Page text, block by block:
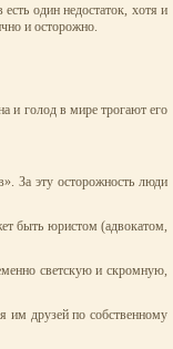
один недостаток, хотя и
и осторожно.
и голод в мире трогают его
За эту осторожность люди
быть юристом (адвокатом,
светскую и скромную,
им друзей по собственному